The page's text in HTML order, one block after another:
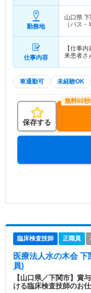
勤務地
山口県
（バス
仕事内容
【仕事
来患者さ
車通勤可 未経験OK
保存する
臨床検査技師 正職員
医療法人水の木会 下
員)
【山口県／下関市】賞
ける臨床検査技師のお